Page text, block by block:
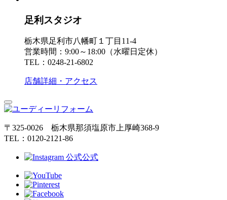
足利スタジオ
栃木県足利市八幡町１丁目11-4
営業時間：9:00～18:00（水曜日定休）
TEL：0248-21-6802
店舗詳細・アクセス
〒325-0026 栃木県那須塩原市上厚崎368-9
TEL：0120-2121-86
公式